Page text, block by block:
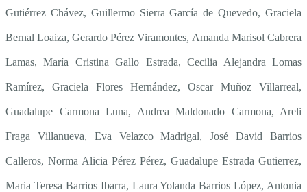
Gutiérrez Chávez, Guillermo Sierra García de Quevedo, Graciela
Bernal Loaiza, Gerardo Pérez Viramontes, Amanda Marisol Cabrera
Lamas, María Cristina Gallo Estrada, Cecilia Alejandra Lomas
Ramírez, Graciela Flores Hernández, Oscar Muñoz Villarreal,
Guadalupe Carmona Luna, Andrea Maldonado Carmona, Areli
Fraga Villanueva, Eva Velazco Madrigal,José David Barrios
Calleros, Norma Alicia Pérez Pérez, Guadalupe Estrada Gutierrez,
Maria Teresa Barrios Ibarra, Laura Yolanda Barrios López, Antonia